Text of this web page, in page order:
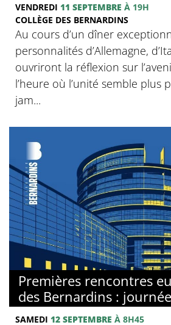
VENDREDI 11 SEPTEMBRE À 19H
COLLÈGE DES BERNARDINS
Au cours d’un dîner
personnalités d’Allemagne,
ouvriront la réflexion sur
l’heure où l’unité semble plus
jam...
Premières rencontres
des Bernardins :
SAMEDI 12 SEPTEMBRE À 8H45